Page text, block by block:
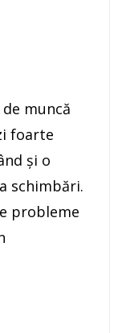
muncă
foarte
şi o
schimbări.
probleme